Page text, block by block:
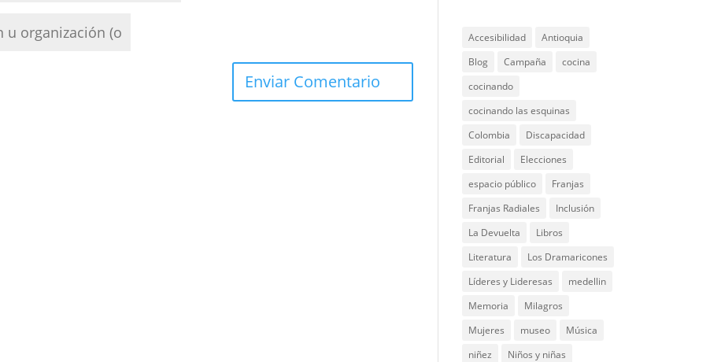
Accesibilidad
Antioquia
Blog
Campaña
cocina
cocinando
cocinando las esquinas
Colombia
Discapacidad
Editorial
Elecciones
espacio público
Franjas
Franjas Radiales
Inclusión
La Devuelta
Libros
Literatura
Los Dramaricones
Líderes y Lideresas
medellin
Memoria
Milagros
Mujeres
museo
Música
niñez
Niños y niñas